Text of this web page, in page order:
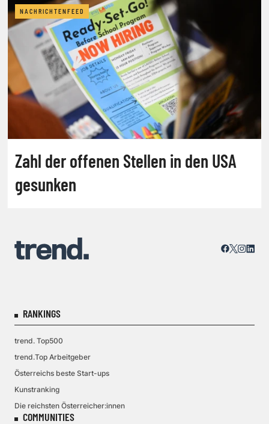
NACHRICHTENFEED
Zahl der offenen Stellen in den USA
gesunken
RANKINGS
trend. Top500
trend.Top Arbeitgeber
Österreichs beste Start-ups
Kunstranking
Die reichsten Österreicher:innen
COMMUNITIES